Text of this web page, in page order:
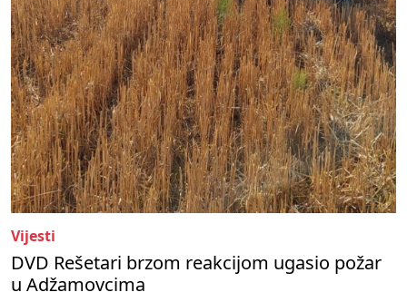
Vijesti
DVD Rešetari brzom reakcijom ugasio požar
u Adžamovcima